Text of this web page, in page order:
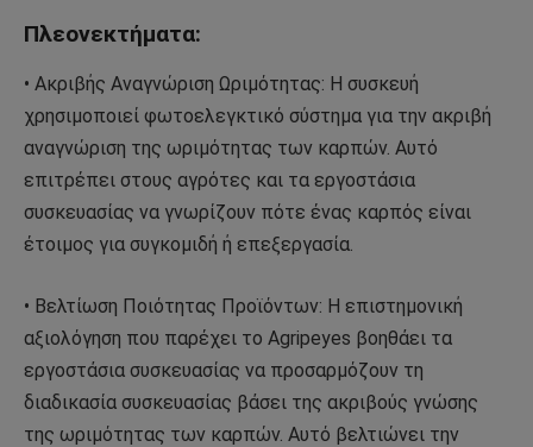
Πλεονεκτήματα:
• Ακριβής Αναγνώριση Ωριμότητας: Η συσκευή
χρησιμοποιεί φωτοελεγκτικό σύστημα για την ακριβή
αναγνώριση της ωριμότητας των καρπών. Αυτό
επιτρέπει στους αγρότες και τα εργοστάσια
συσκευασίας να γνωρίζουν πότε ένας καρπός είναι
έτοιμος για συγκομιδή ή επεξεργασία.
• Βελτίωση Ποιότητας Προϊόντων: Η επιστημονική
αξιολόγηση που παρέχει το Agripeyes βοηθάει τα
εργοστάσια συσκευασίας να προσαρμόζουν τη
διαδικασία συσκευασίας βάσει της ακριβούς γνώσης
της ωριμότητας των καρπών. Αυτό βελτιώνει την